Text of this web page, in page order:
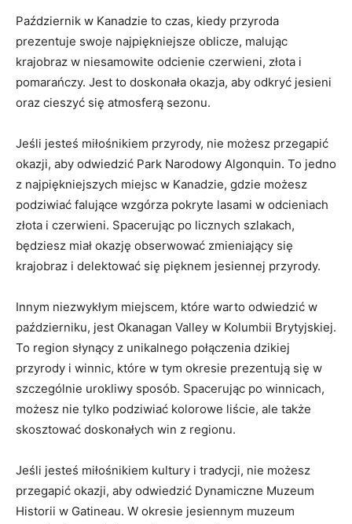
Październik w‌ Kanadzie ⁣to czas, kiedy przyroda
prezentuje swoje najpiękniejsze​ oblicze, malując
krajobraz w niesamowite odcienie czerwieni, złota i
pomarańczy. ⁢Jest to ‍doskonała okazja,⁢ aby odkryć jesieni
oraz cieszyć się atmosferą sezonu.
Jeśli jesteś miłośnikiem ⁣przyrody, nie możesz przegapić
okazji, aby odwiedzić Park Narodowy ⁤Algonquin. To jedno
z⁢ najpiękniejszych miejsc w Kanadzie, gdzie możesz
podziwiać falujące⁤ wzgórza⁤ pokryte lasami w odcieniach⁤
złota i czerwieni. Spacerując po licznych szlakach,
będziesz miał okazję obserwować zmieniający się
krajobraz i delektować‍ się pięknem jesiennej przyrody.
Innym niezwykłym miejscem, które‍ warto odwiedzić w
październiku, jest Okanagan Valley w Kolumbii Brytyjskiej.
To region słynący z unikalnego połączenia dzikiej
przyrody ⁤i winnic, które w tym okresie prezentują ‌się w
szczególnie urokliwy ⁢sposób. Spacerując po winnicach,
możesz nie tylko podziwiać kolorowe liście, ale także
skosztować doskonałych win z regionu.
Jeśli ⁤jesteś miłośnikiem kultury i tradycji, nie możesz
przegapić okazji, aby odwiedzić Dynamiczne Muzeum
Historii w Gatineau. W okresie jesiennym ⁣muzeum